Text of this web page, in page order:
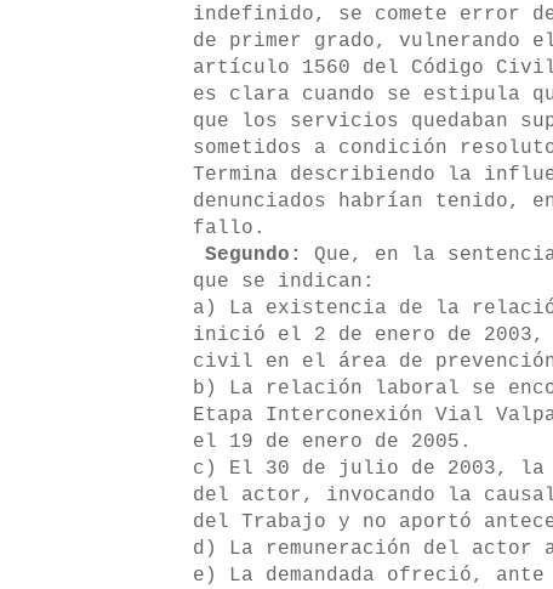
indefinido, se comete error
de primer grado, vulnerando
artículo 1560 del Código
es clara cuando se estipula
que los servicios quedaban
sometidos a condición
Termina describiendo la
denunciados habrían tenido,
fallo.
Segundo:
Que, en la
que se indican:
a) La existencia de la
inició el 2 de enero de 2003,
civil en el área de
b) La relación laboral se
Etapa Interconexión Vial
el 19 de enero de 2005.
c) El 30 de julio de 2003, la
del actor, invocando la
del Trabajo y no aportó
d) La remuneración del actor
e) La demandada ofreció,